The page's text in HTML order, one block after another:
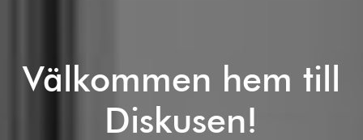
Välkommen hem till
Diskusen!